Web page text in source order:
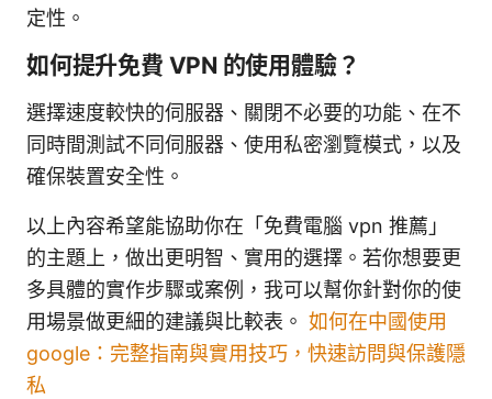
定性。
如何提升免費 VPN 的使用體驗？
選擇速度較快的伺服器、關閉不必要的功能、在不
同時間測試不同伺服器、使用私密瀏覽模式，以及
確保裝置安全性。
以上內容希望能協助你在「免費電腦 vpn 推薦」
的主題上，做出更明智、實用的選擇。若你想要更
多具體的實作步驟或案例，我可以幫你針對你的使
用場景做更細的建議與比較表。 如何在中國使用
google：完整指南與實用技巧，快速訪問與保護隱
私